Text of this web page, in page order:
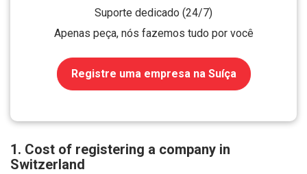
Suporte dedicado (24/7)
Apenas peça, nós fazemos tudo por você
Registre uma empresa na Suíça
1. Cost of registering a company in
Switzerland